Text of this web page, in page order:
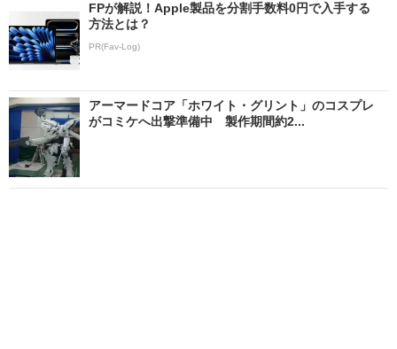
FPが解説！Apple製品を分割手数料0円で入手する
方法とは？
PR(Fav-Log)
アーマードコア「ホワイト・グリント」のコスプレ
がコミケへ出撃準備中 製作期間約2...